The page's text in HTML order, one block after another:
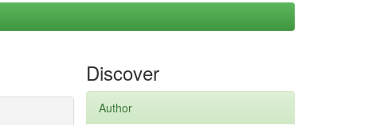
Discover
Author